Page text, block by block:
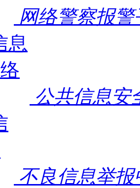
网络警察报警
公共信息安
不良信息举报